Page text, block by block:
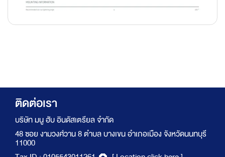
ติดต่อเรา
บริษัท มนู ฮับ อินดัสเตรียล จำกัด
48 ซอย งามวงศ์วาน 8 ตำบล บางเขน อำเภอเมือง จังหวัดนนทบุรี
11000